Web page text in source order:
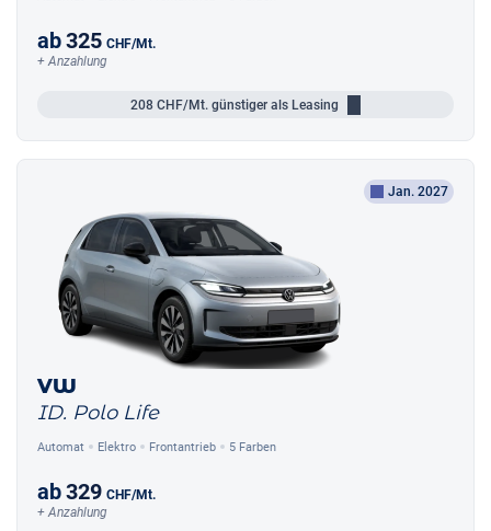
ab325 CHF/Mt.
+ Anzahlung
208 CHF/Mt. günstiger als Leasing
Jan. 2027
VW
ID. Polo Life
Automat Elektro Frontantrieb 5 Farben
ab329 CHF/Mt.
+ Anzahlung